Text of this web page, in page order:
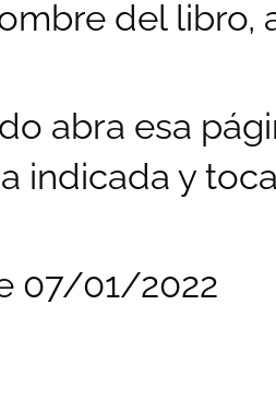
del libro,
abra esa
indicada y
07/01/2022